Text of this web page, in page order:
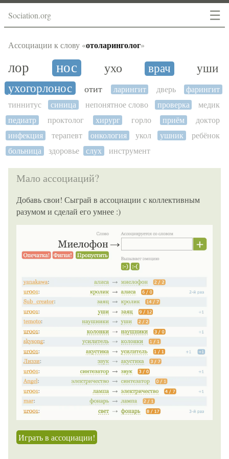
☰
Sociation.org
Ассоциации к слову «отоларинголог»
лор нос ухо врач
уши
ухогорлонос
отит ларингит дверь
фарингит
тиннитус
синица непонятное слово проверка
медик
педиатр
проктолог хирург горло приём
доктор
инфекция
терапевт онкология укол ушник
ребёнок
больница
здоровье слух инструмент
Мало ассоциаций?
Добавь свои! Сыграй в ассоциации с коллективным
разумом и сделай его умнее :)
Играть в ассоциации!